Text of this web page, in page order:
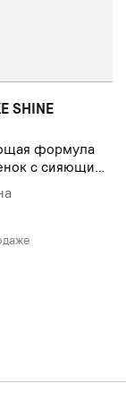
SHINE
формула
с сияющим